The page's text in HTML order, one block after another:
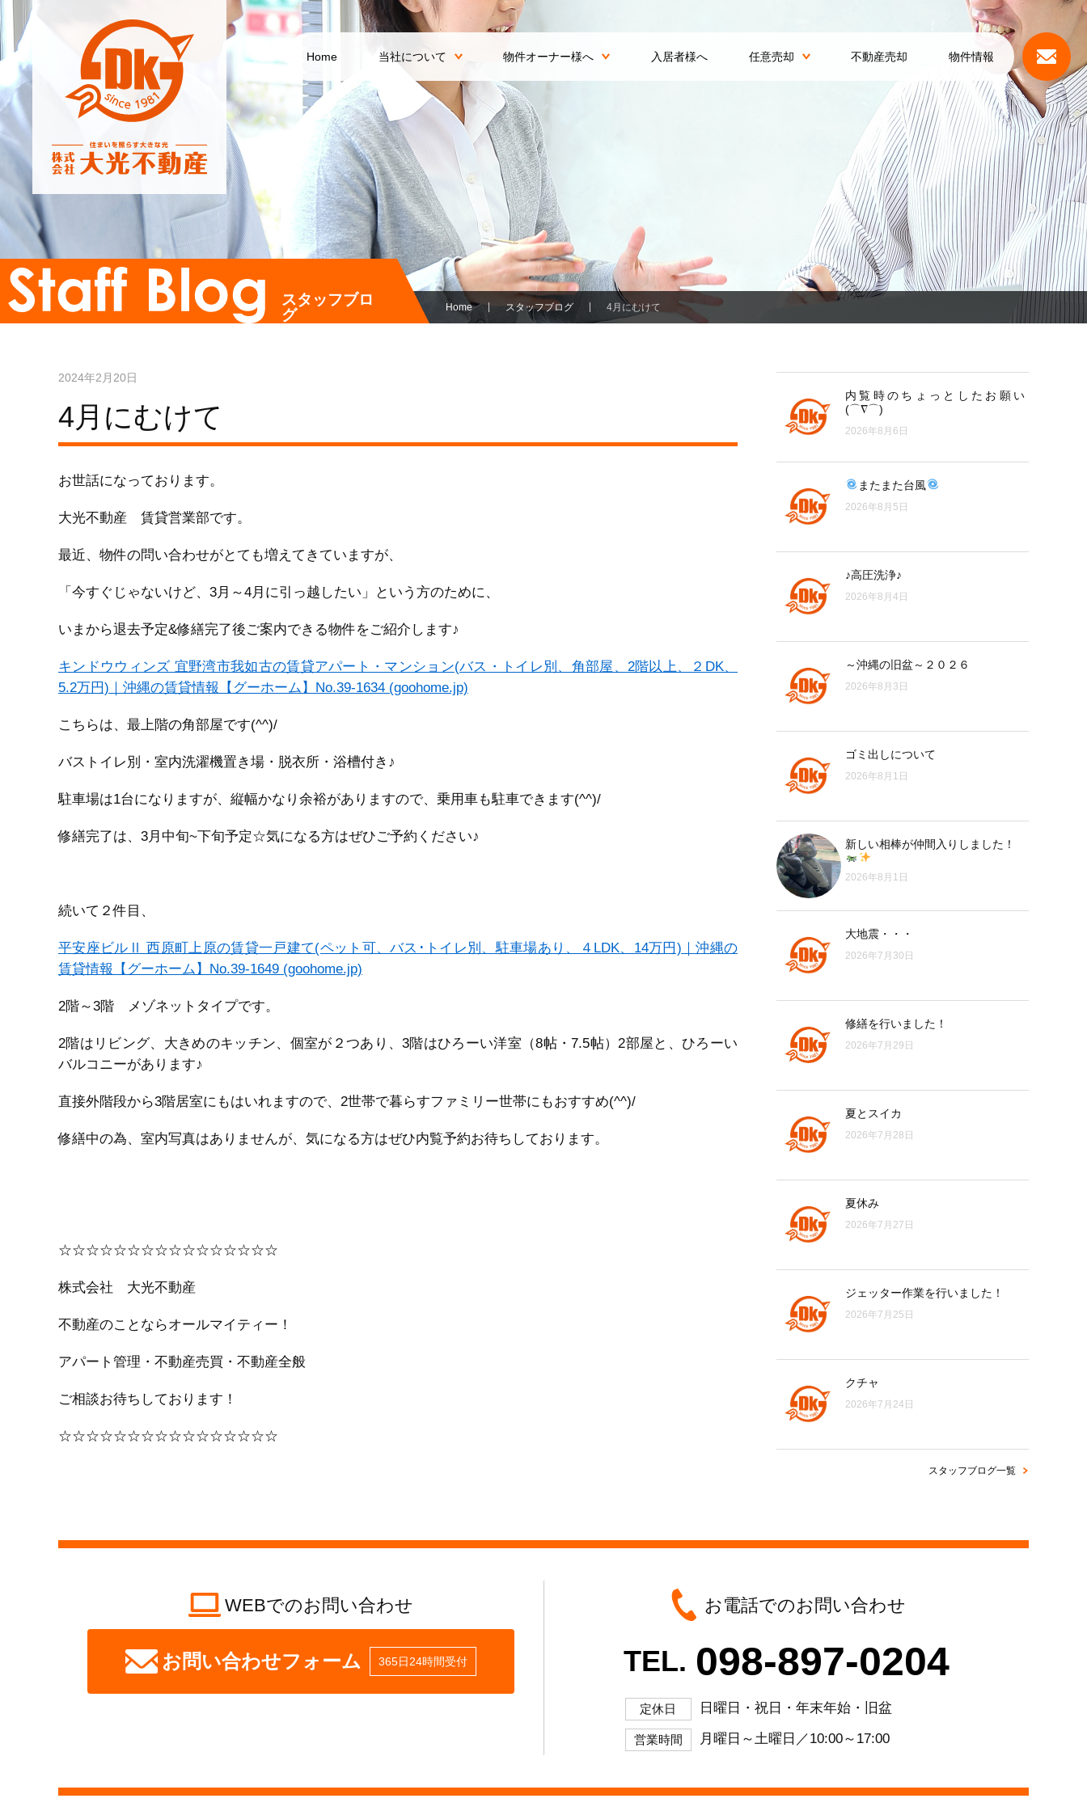
Home 当社について 物件オーナー様へ 入居者様へ 任意売却 不動産売却 物件情報
スタッフブロ
グ
Home スタッフブログ 4月にむけて
2024年2月20日
4月にむけて
お世話になっております。
大光不動産 賃貸営業部です。
最近、物件の問い合わせがとても増えてきていますが、
「今すぐじゃないけど、3月～4月に引っ越したい」という方のために、
いまから退去予定&修繕完了後ご案内できる物件をご紹介します♪
キンドウウィンズ 宜野湾市我如古の賃貸アパート・マンション(バス・トイレ別、角部屋、2階以上、２DK、
5.2万円)｜沖縄の賃貸情報【グーホーム】No.39-1634 (goohome.jp)
こちらは、最上階の角部屋です(^^)/
バストイレ別・室内洗濯機置き場・脱衣所・浴槽付き♪
駐車場は1台になりますが、縦幅かなり余裕がありますので、乗用車も駐車できます(^^)/
修繕完了は、3月中旬~下旬予定☆気になる方はぜひご予約ください♪
続いて２件目、
平安座ビルⅡ 西原町上原の賃貸一戸建て(ペット可、バス･トイレ別、駐車場あり、４LDK、14万円)｜沖縄の
賃貸情報【グーホーム】No.39-1649 (goohome.jp)
2階～3階 メゾネットタイプです。
2階はリビング、大きめのキッチン、個室が２つあり、3階はひろーい洋室（8帖・7.5帖）2部屋と、ひろーい
バルコニーがあります♪
直接外階段から3階居室にもはいれますので、2世帯で暮らすファミリー世帯にもおすすめ(^^)/
修繕中の為、室内写真はありませんが、気になる方はぜひ内覧予約お待ちしております。
☆☆☆☆☆☆☆☆☆☆☆☆☆☆☆☆
株式会社 大光不動産
不動産のことならオールマイティー！
アパート管理・不動産売買・不動産全般
ご相談お待ちしております！
☆☆☆☆☆☆☆☆☆☆☆☆☆☆☆☆
内覧時のちょっとしたお願い
(⌒∇⌒)
2026年8月6日
またまた台風
2026年8月5日
♪高圧洗浄♪
2026年8月4日
～沖縄の旧盆～２０２６
2026年8月3日
ゴミ出しについて
2026年8月1日
新しい相棒が仲間入りしました！
2026年8月1日
大地震・・・
2026年7月30日
修繕を行いました！
2026年7月29日
夏とスイカ
2026年7月28日
夏休み
2026年7月27日
ジェッター作業を行いました！
2026年7月25日
クチャ
2026年7月24日
スタッフブログ一覧
WEBでのお問い合わせ
お問い合わせフォーム 365日24時間受付
お電話でのお問い合わせ
TEL. 098-897-0204
定休日 日曜日・祝日・年末年始・旧盆
営業時間 月曜日～土曜日／10:00～17:00